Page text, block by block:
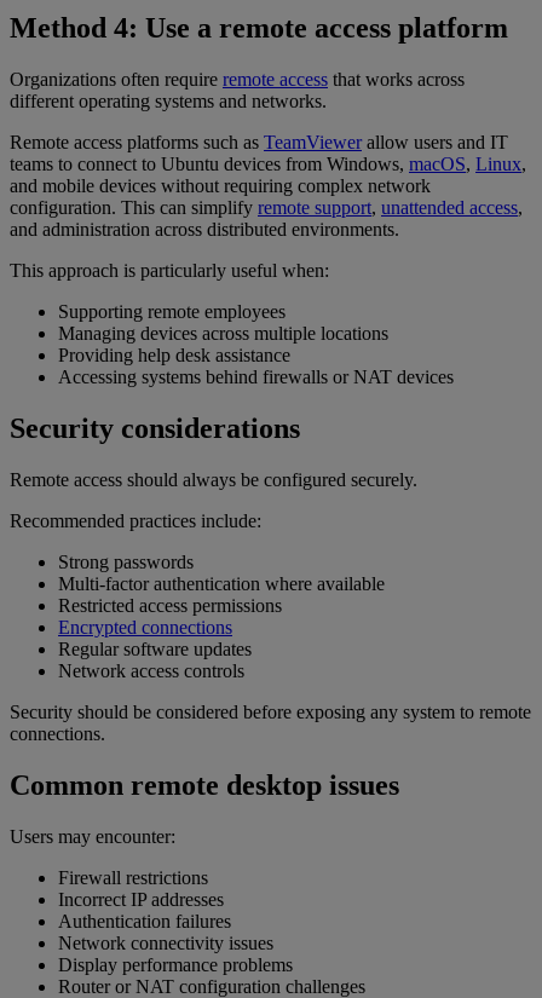
Method 4: Use a remote access platform
Organizations often require remote access that works across
different operating systems and networks.
Remote access platforms such as TeamViewerallow users and IT
teams to connect to Ubuntu devices from Windows, macOS, Linux,
and mobile devices without requiring complex network
configuration. This can simplify remote support, unattended access,
and administration across distributed environments.
This approach is particularly useful when:
Supporting remote employees
Managing devices across multiple locations
Providing help desk assistance
Accessing systems behind firewalls or NAT devices
Security considerations
Remote access should always be configured securely.
Recommended practices include:
Strong passwords
Multi-factor authentication where available
Restricted access permissions
Encrypted connections
Regular software updates
Network access controls
Security should be considered before exposing any system to remote
connections.
Common remote desktop issues
Users may encounter:
Firewall restrictions
Incorrect IP addresses
Authentication failures
Network connectivity issues
Display performance problems
Router or NAT configuration challenges